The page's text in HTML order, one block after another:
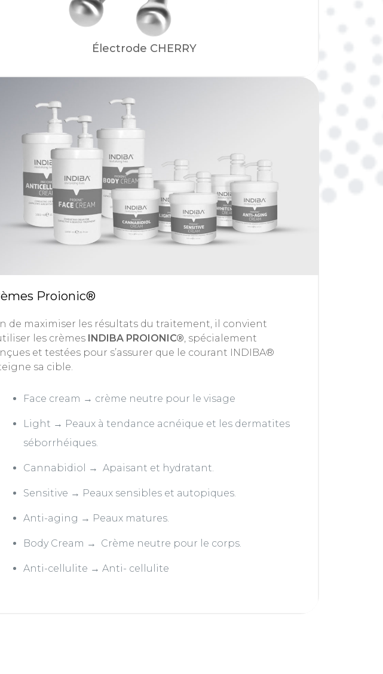
Proionic®
de maximiser les résultats du traitement, il convient
les crèmes
INDIBA PROIONIC®, spécialement
et testées pour s’assurer que le courant INDIBA®
sa cible.
Face cream → crème neutre pour le visage
Light → Peaux à tendance acnéique et les dermatites
séborrhéiques.
Cannabidiol → Apaisant et hydratant.
Sensitive → Peaux sensibles et autopiques.
Anti-aging → Peaux matures.
Body Cream → Crème neutre pour le corps.
Anti-cellulite → Anti- cellulite